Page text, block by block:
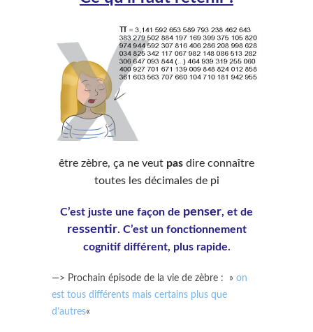
être zèbre, ça ne veut pas dire connaître
toutes les décimales de pi
C’est juste une façon de penser, et de
ressentir. C’est un fonctionnement
cognitif différent, plus rapide.
—> Prochain épisode de la vie de zèbre : » on
est tous différents mais certains plus que
d’autres«